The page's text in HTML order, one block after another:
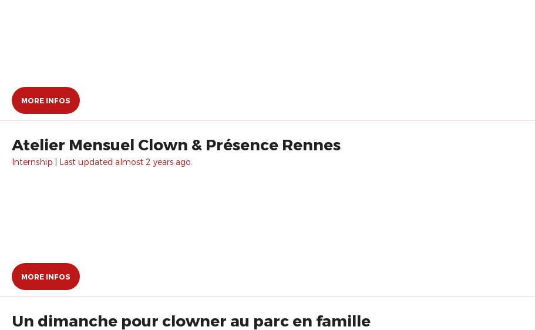
MORE INFOS
Atelier Mensuel Clown & Présence Rennes
Internship | Last updated almost 2 years ago.
MORE INFOS
Un dimanche pour clowner au parc en famille